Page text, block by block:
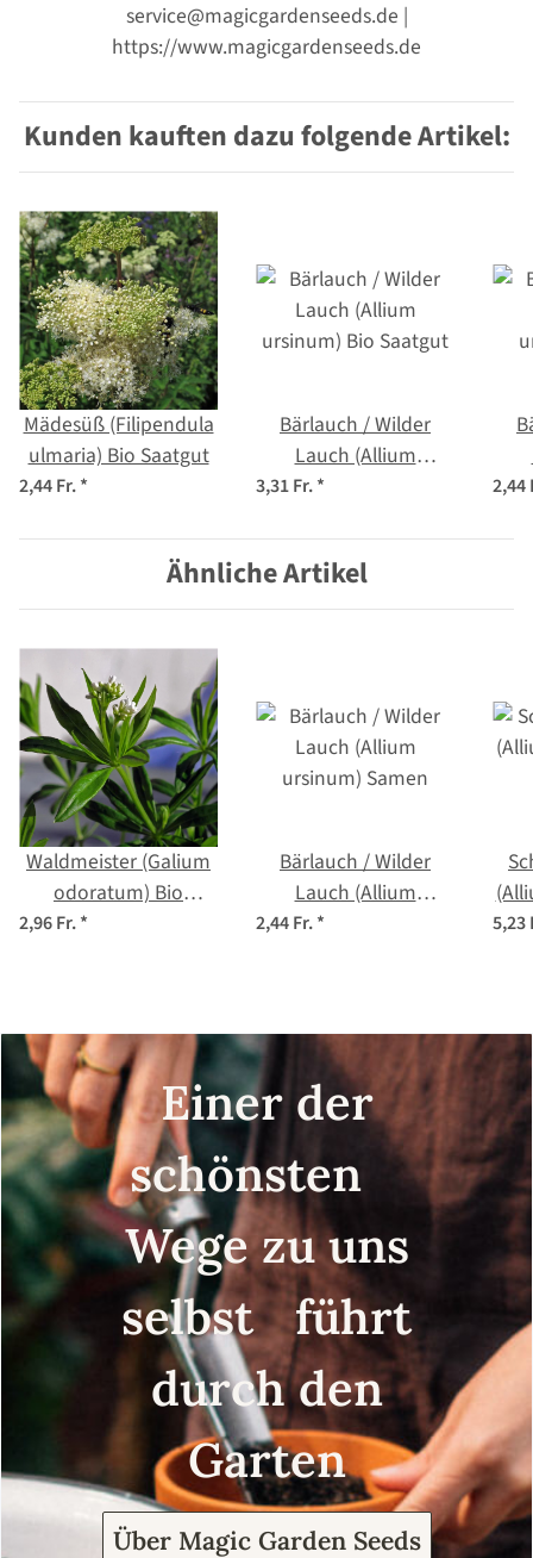
service@magicgardenseeds.de |
https://www.magicgardenseeds.de
Kunden kauften dazu folgende Artikel:
Mädesüß (Filipendula
ulmaria) Bio Saatgut
2,44 Fr.*
Bärlauch / Wilder
Lauch (Allium
ursinum) Bio Saatgut
3,31 Fr.* 2,44
Ähnliche Artikel
Waldmeister (Galium
odoratum) Bio
Saatgut
2,96 Fr.*
Bärlauch / Wilder
Lauch (Allium
ursinum) Samen
2,44 Fr.* 5,23
Einer der
schönsten
Wege zu uns
selbst führt
durch den
Garten
Über Magic Garden Seeds